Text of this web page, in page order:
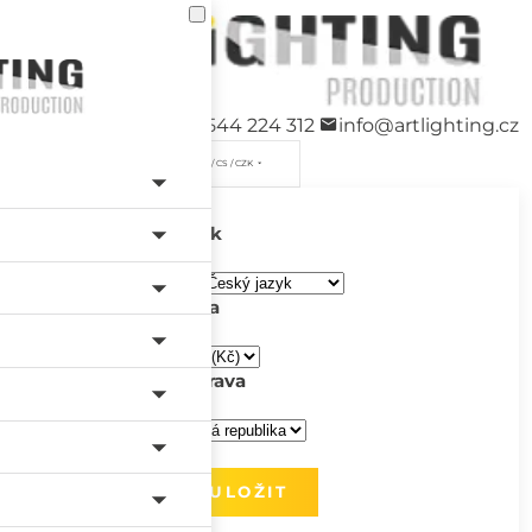
+420 544 224 312 info@artlighting.cz
/ CS / CZK
Jazyk
Měna
Doprava